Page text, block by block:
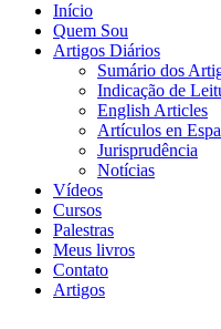
Início
Quem Sou
Artigos Diários
Sumário dos
Indicação de
English Articles
Artículos en
Jurisprudência
Notícias
Vídeos
Cursos
Palestras
Meus livros
Contato
Artigos